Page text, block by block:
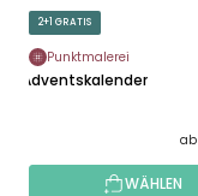
R
U
N
R
O
D
T
2+1 GRATIS
Punktmalerei
Adventskalender
ab
WÄHLEN